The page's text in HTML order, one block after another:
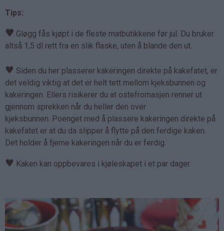
Tips:
♥ Gløgg fås kjøpt i de fleste matbutikkene før jul. Du bruker
altså 1,5 dl rett fra en slik flaske, uten å blande den ut.
♥ Siden du her plasserer kakeringen direkte på kakefatet, er
det veldig viktig at det er helt tett mellom kjeksbunnen og
kakeringen. Ellers risikerer du at ostefromasjen renner ut
gjennom sprekken når du heller den over
kjeksbunnen. Poenget med å plassere kakeringen direkte på
kakefatet er at du da slipper å flytte på den ferdige kaken.
Det holder å fjerne kakeringen når du er ferdig.
♥ Kaken kan oppbevares i kjøleskapet i et par dager.